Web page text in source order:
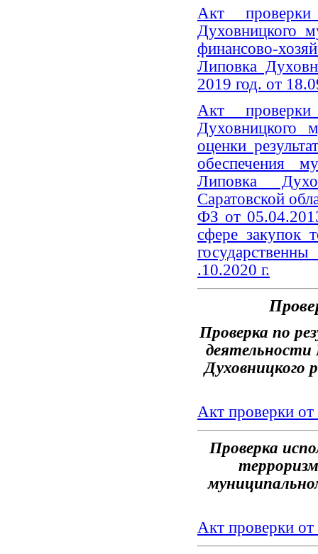
Акт проверки
Духовницкого
финансово-
Липовка
2019 год. от
Акт проверки
Духовницкого
оценки
Липовка
Саратовской
ФЗ от
сфере закупок
.10.2020 г.
Проверка по
Духовницкого
Акт проверки
Проверка
Акт проверки